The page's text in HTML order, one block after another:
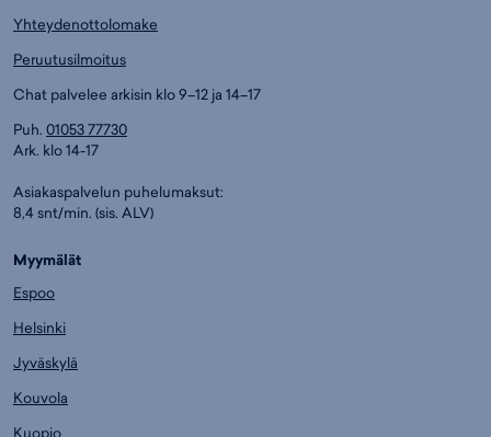
Yhteydenottolomake
Peruutusilmoitus
Chat palvelee arkisin klo 9–12 ja 14–17
Puh. 01053 77730
Ark. klo 14-17
Asiakaspalvelun puhelumaksut:
8,4 snt/min. (sis. ALV)
Myymälät
Espoo
Helsinki
Jyväskylä
Kouvola
Kuopio